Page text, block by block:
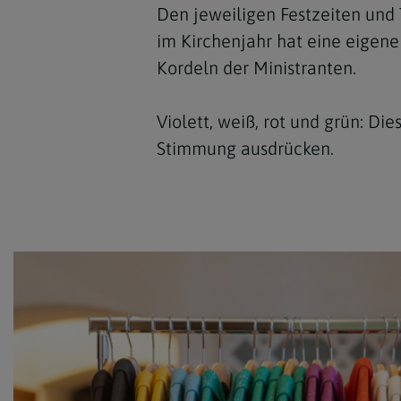
Den jeweiligen Festzeiten
im Kirchenjahr hat eine
Kordeln der Ministranten.
Violett, weiß, rot und grün:
Stimmung ausdrücken.